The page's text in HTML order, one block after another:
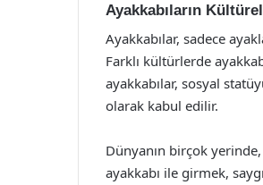
Ayakkabıların
Ayakkabılar, sadece
Farklı kültürlerde
ayakkabılar, sosyal
olarak kabul edilir.
Dünyanın birçok
ayakkabı ile girmek,